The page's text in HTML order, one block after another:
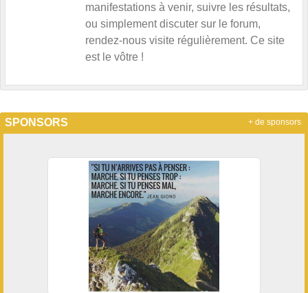
manifestations à venir, suivre les résultats,
ou simplement discuter sur le forum,
rendez-nous visite régulièrement. Ce site
est le vôtre !
SPONSORS + de sponsors